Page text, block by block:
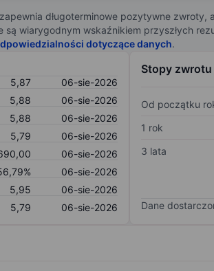
długoterminowe pozytywne
są wiarygodnym wskaźnikiem przyszłych
dotyczące danych.
5,87
06-sie-2026
5,88
06-sie-2026
5,88
06-sie-2026
5,79
06-sie-2026
06-sie-2026
06-sie-2026
5,95
06-sie-2026
5,79 06-sie-2026
Stopy zwrotu
Od początku
1 rok
3 lata
Dane